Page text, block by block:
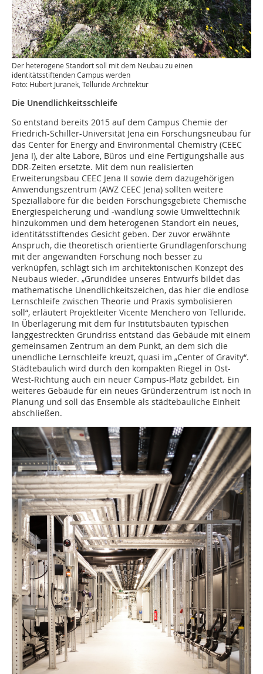
Der heterogene Standort soll mit dem Neubau zu einen
identitätsstiftenden Campus werden
Foto: Hubert Juranek, Telluride Architektur
Die Unendlichkeitsschleife
So entstand bereits 2015 auf dem Campus Chemie der
Friedrich-Schiller-Universität Jena ein Forschungsneubau für
das Center for Energy and Environmental Chemistry (CEEC
Jena I), der alte Labore, Büros und eine Fertigungshalle aus
DDR-Zeiten ersetzte. Mit dem nun realisierten
Erweiterungsbau CEEC Jena II sowie dem dazugehörigen
Anwendungszentrum (AWZ CEEC Jena) sollten weitere
Speziallabore für die beiden Forschungsgebiete Chemische
Energiespeicherung und -wandlung sowie Umwelttechnik
hinzukommen und dem heterogenen Standort ein neues,
identitätsstiftendes Gesicht geben. Der zuvor erwähnte
Anspruch, die theoretisch orientierte Grundlagenforschung
mit der angewandten Forschung noch besser zu
verknüpfen, schlägt sich im architektonischen Konzept des
Neubaus wieder. „Grundidee unseres Entwurfs bildet das
mathematische Unendlichkeitszeichen, das hier die endlose
Lernschleife zwischen Theorie und Praxis symbolisieren
soll“, erläutert Projektleiter Vicente Menchero von Telluride.
In Überlagerung mit dem für Institutsbauten typi­schen
langgestreckten Grundriss entstand das Gebäude mit einem
gemeinsamen Zentrum an dem Punkt, an dem sich die
unendliche Lernschleife kreuzt, quasi im „Center of Gravity“.
Städtebaulich wird durch den kompakten Riegel in Ost-
West-Richtung auch ein neuer Campus-Platz gebildet. Ein
weiteres Gebäude für ein neues Gründerzentrum ist noch in
Planung und soll das Ensemble als städtebauliche Einheit
abschließen.